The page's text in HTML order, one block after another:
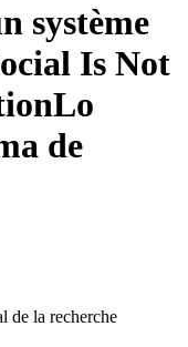
système
Is Not
Lo
de
de la recherche